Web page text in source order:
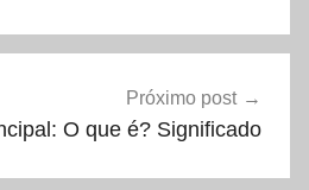
Próximo post
O que é? Significado